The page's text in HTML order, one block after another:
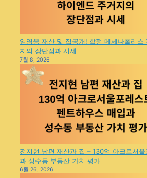
임영웅 재산 및 집공개! 합정 메세나폴리스
지의 장단점과 시세
7월 8, 2026
전지현 남편 재산과 집 – 130억 아크로서
과 성수동 부동산 가치 평가
6월 26, 2026